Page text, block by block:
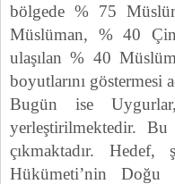
bölgede % 75
Müslüman, % 40
ulaşılan % 40
boyutlarını göstermesi
Bugün ise
yerleştirilmektedir.
çıkmaktadır.
Hükümeti’nin Doğu